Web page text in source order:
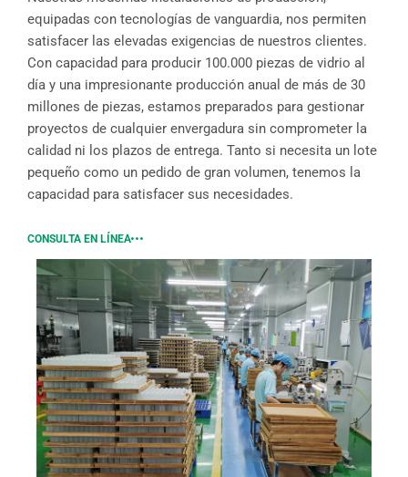
equipadas con tecnologías de vanguardia, nos permiten
satisfacer las elevadas exigencias de nuestros clientes.
Con capacidad para producir 100.000 piezas de vidrio al
día y una impresionante producción anual de más de 30
millones de piezas, estamos preparados para gestionar
proyectos de cualquier envergadura sin comprometer la
calidad ni los plazos de entrega. Tanto si necesita un lote
pequeño como un pedido de gran volumen, tenemos la
capacidad para satisfacer sus necesidades.
CONSULTA EN LÍNEA